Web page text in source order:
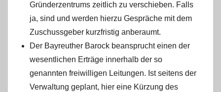
Gründerzentrums zeitlich zu verschieben. Falls
ja, sind und werden hierzu Gespräche mit dem
Zuschussgeber kurzfristig anberaumt.
Der Bayreuther Barock beansprucht einen der
wesentlichen Erträge innerhalb der so
genannten freiwilligen Leitungen. Ist seitens der
Verwaltung geplant, hier eine Kürzung des